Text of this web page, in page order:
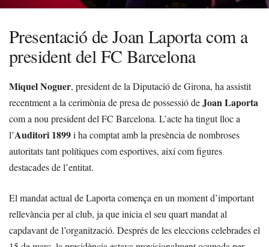
Presentació de Joan Laporta com a
president del FC Barcelona
Miquel Noguer, president de la Diputació de Girona, ha assistit
recentment a la cerimònia de presa de possessió deJoan Laporta
com a nou president del FC Barcelona. L’acte ha tingut lloc a
l’Auditori 1899i ha comptat amb la presència de nombroses
autoritats tant polítiques com esportives, així com figures
destacades de l’entitat.
El mandat actual de Laporta comença en un moment d’important
rellevància per al club, ja que inicia el seu quart mandat al
capdavant de l’organització. Després de les eleccions celebrades el